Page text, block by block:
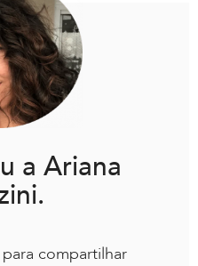
a Ariana
compartilhar